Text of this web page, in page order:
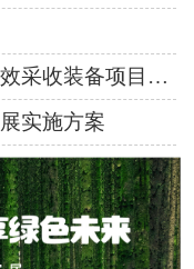
油茶等木本油料轻简栽培和高效采收装备项目推进会在京召开
实施方案